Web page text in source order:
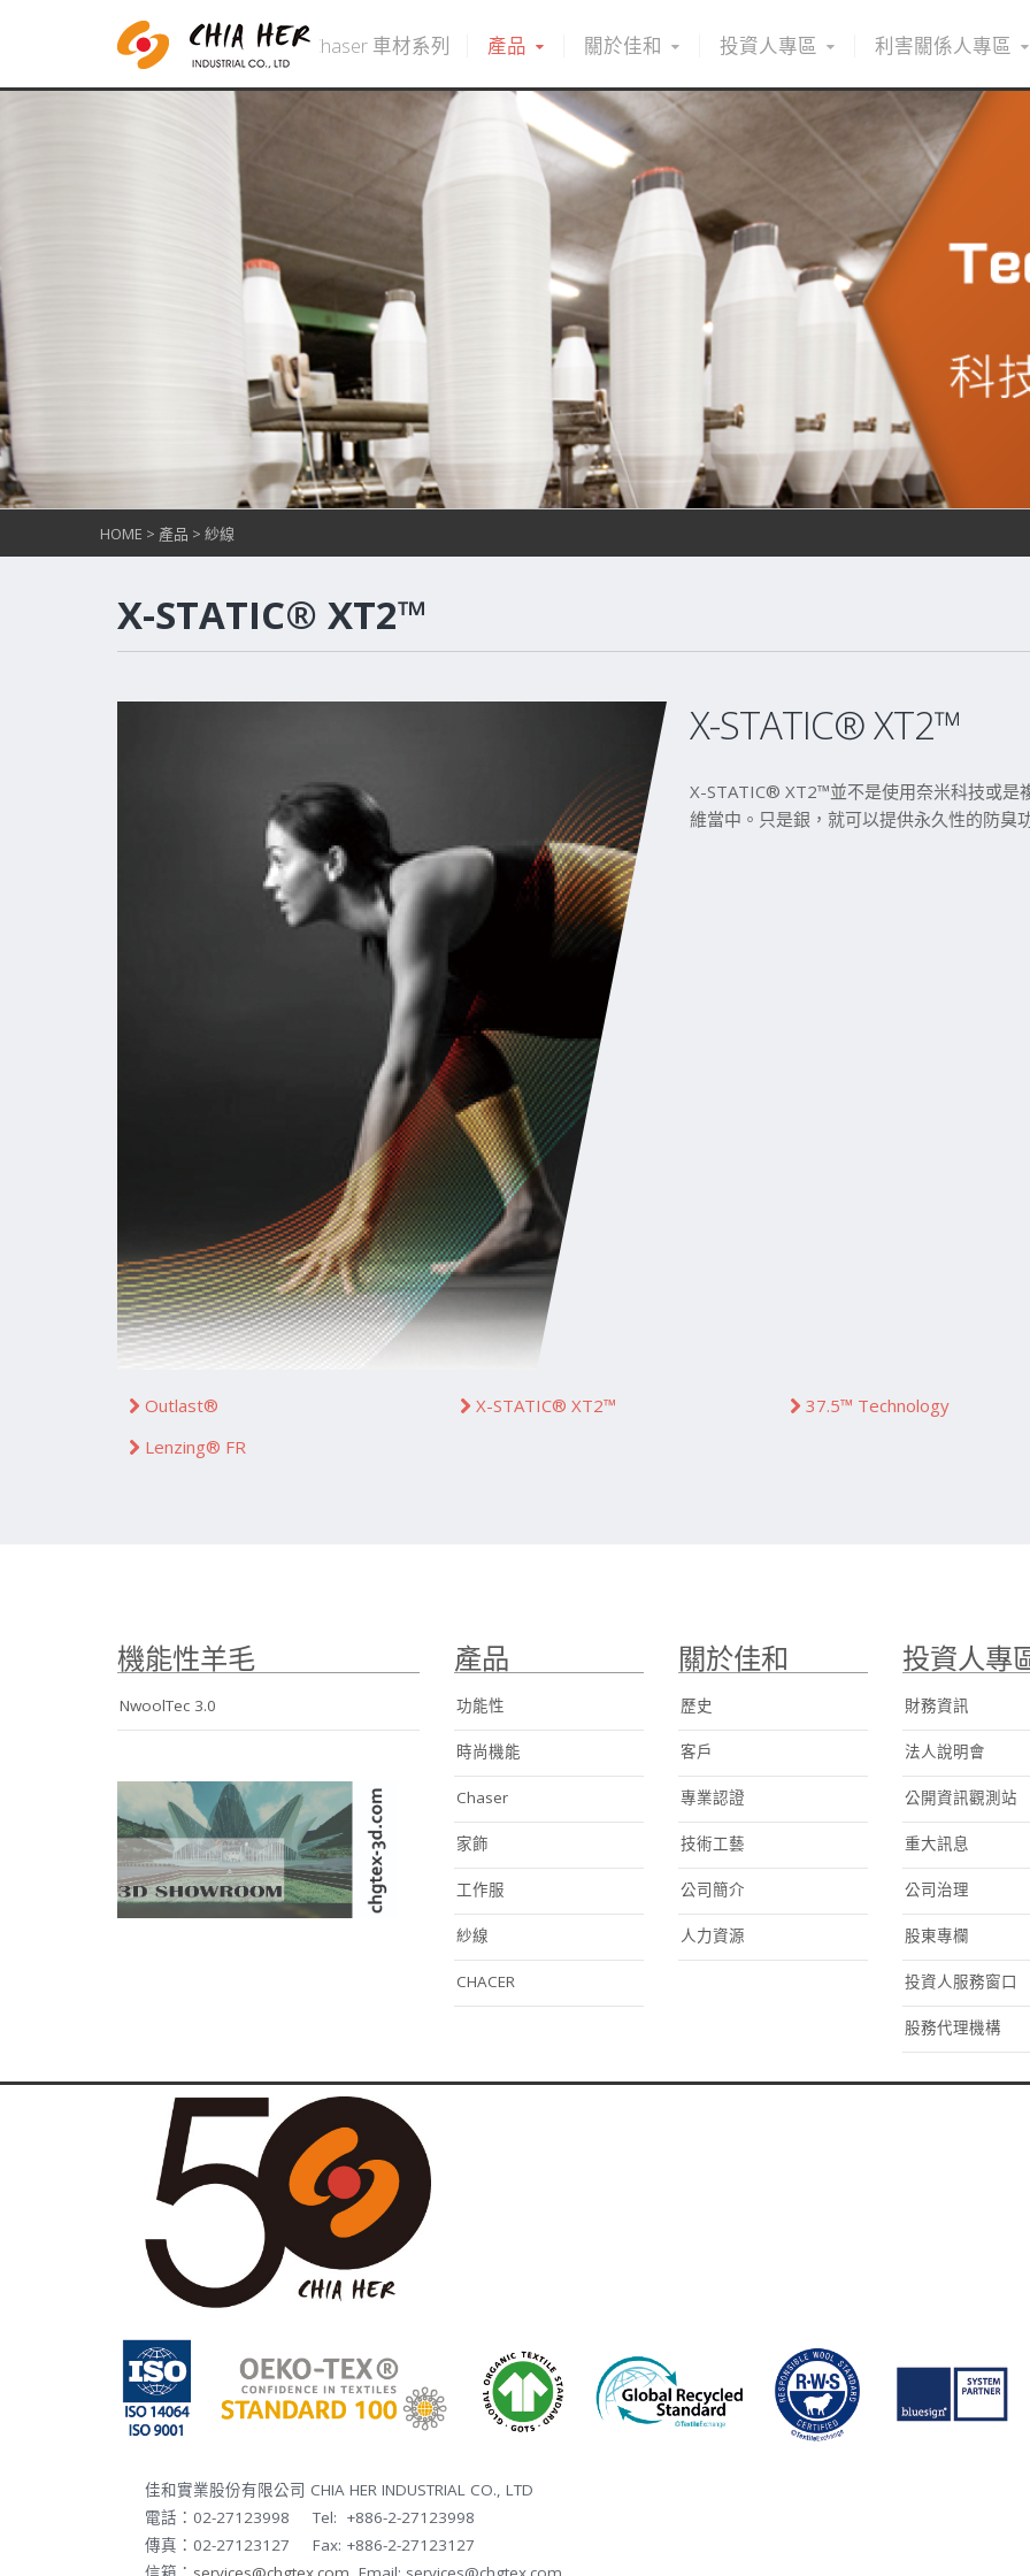
Chaser 車材系列 產品 關於佳和 投資人專區 利害關係人專區
HOME > 產品 > 紗線
X-STATIC® XT2™
X-STATIC® XT2™
X-STATIC® XT2™並不是使用奈米科技或是
維當中。只是銀，就可以提供永久性的防臭
Outlast® X-STATIC® XT2™ 37.5™ Technology
Lenzing® FR
機能性羊毛
NwoolTec 3.0
產品
功能性
時尚機能
Chaser
家飾
工作服
紗線
CHACER
關於佳和
歷史
客戶
專業認證
技術工藝
公司簡介
人力資源
投資人專
財務資訊
法人說明會
公開資訊觀測站
重大訊息
公司治理
股東專欄
投資人服務窗口
股務代理機構
佳和實業股份有限公司 CHIA HER INDUSTRIAL CO., LTD
電話：02-27123998 Tel: +886-2-27123998
傳真：02-27123127 Fax: +886-2-27123127